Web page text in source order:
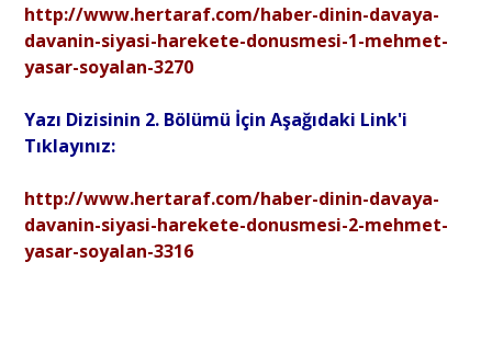
http://www.hertaraf.com/haber-dinin-davaya-
davanin-siyasi-harekete-donusmesi-1-mehmet-
yasar-soyalan-3270
Yazı Dizisinin 2. Bölümü İçin Aşağıdaki Link'i
Tıklayınız:
http://www.hertaraf.com/haber-dinin-davaya-
davanin-siyasi-harekete-donusmesi-2-mehmet-
yasar-soyalan-3316